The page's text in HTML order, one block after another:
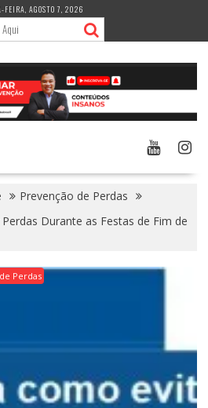
FEIRA, AGOSTO 7, 2026
Prevenção de Perdas
Durante as Festas de Fim de
Perdas